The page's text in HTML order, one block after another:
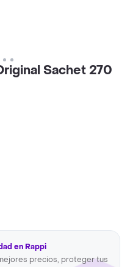
Sachet 270
en Rappi
precios, proteger tus